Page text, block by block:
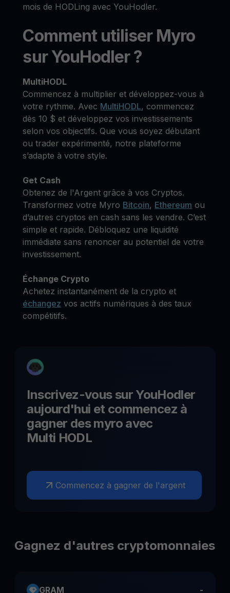
mois de HODLing avec YouHodler.
Comment utiliser Myro
sur YouHodler ?
MultiHODL
Commencez à multiplier et développez-vous à
votre rythme. Avec MultiHODL, commencez
dès 10 $ et développez vos investissements
selon vos objectifs. Que vous soyez débutant
ou trader expérimenté, notre plateforme
s’adapte à votre style.
Get Cash
Obtenez de l'Argent grâce à vos Cryptos.
Transformez votre Myro Bitcoin, Ethereum ou
d’autres cryptos en cash sans les vendre. C’est
simple et rapide. Débloquez une liquidité
immédiate sans renoncer au potentiel de votre
investissement.
Échange Crypto
Achetez instantanément de la crypto et
échangez vos actifs numériques à des taux
compétitifs.
Inscrivez-vous sur YouHodler
aujourd'hui et commencez à
gagner des myro avec
Multi HODL
Commencez à gagner de l'argent
Gagnez d'autres cryptomonnaies
GRAM -